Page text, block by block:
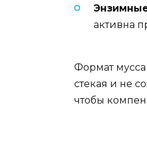
активна
Формат мусса
стекая и не
чтобы